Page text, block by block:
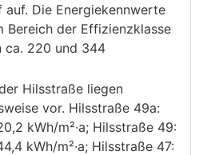
Die Energiekennwerte
Bereich der Effizienzklasse
ca. 220 und 344
Hilsstraße liegen
vor. Hilsstraße 49a:
kWh/m²·a; Hilsstraße 49:
kWh/m²·a; Hilsstraße 47: